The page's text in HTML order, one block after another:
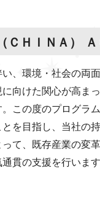
ＣＨＩＮＡ）
、環境・社会の両
向けた関心が高ま
この度のプログラ
を目指し、当社の
て、既存産業の変
貫の支援を行います